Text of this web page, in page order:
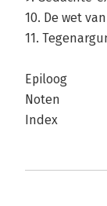
10. De wet
11.
Epiloog
Noten
Index